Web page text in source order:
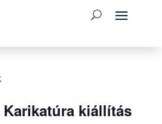
kiállítás